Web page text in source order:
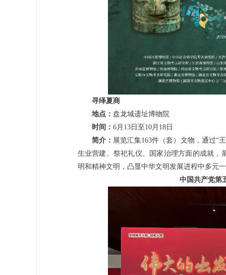
寻绎夏商
地点： 盘龙城遗址博物院
时间： 6月13日至10月18日
简介： 展览汇集163件（套）文物，通过“
生业营建、祭祀礼仪、国家治理方面的成就
明和精神文明，凸显中华文明发展进程中多元
中国共产党第